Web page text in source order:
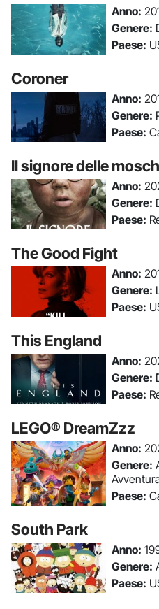
Anno:
Genere:
Paese:
Coroner
Anno:
Genere:
Paese:
Il signore delle
Anno:
Genere:
Paese:
The Good Fight
Anno:
Genere:
Paese:
This England
Anno:
Genere:
Paese:
LEGO® DreamZzz
Anno:
Genere:
Paese:
South Park
Anno:
Genere:
Paese: